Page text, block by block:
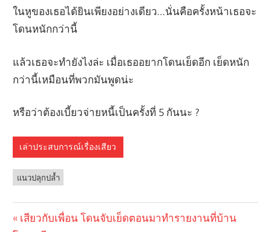
ในหูของเธอได้ยินเพียงอย่างเดียว…นั่นคือครั้งหน้าเธอจะ
โดนหนักกว่านี้
แล้วเธอจะทำยังไงล่ะ เมื่อเธออยากโดนเย็ดอีก เย็ดหนัก
กว่านี้เหมือนที่พวกมันพูดน่ะ
หรือว่าต้องเบี้ยวจ่ายหนี้เป็นครั้งที่ 5 กันนะ ?
เล่าประสบการณ์เรื่องเสียว
แนวปลุกปล้ำ
Previous
เสียวกับเพื่อน โดนจับเย็ดตอนมาทำรายงานที่บ้าน